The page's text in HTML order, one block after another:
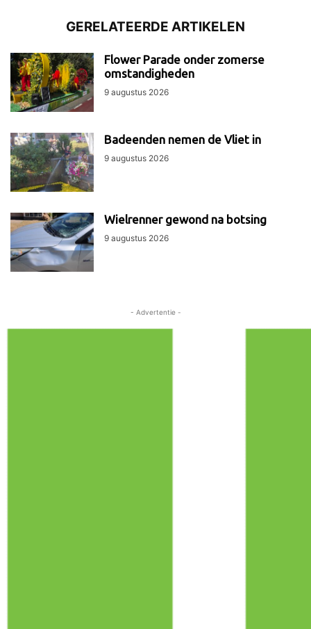
GERELATEERDE ARTIKELEN
Flower Parade onder zomerse
omstandigheden
9 augustus 2026
Badeenden nemen de Vliet in
9 augustus 2026
Wielrenner gewond na botsing
9 augustus 2026
- Advertentie -